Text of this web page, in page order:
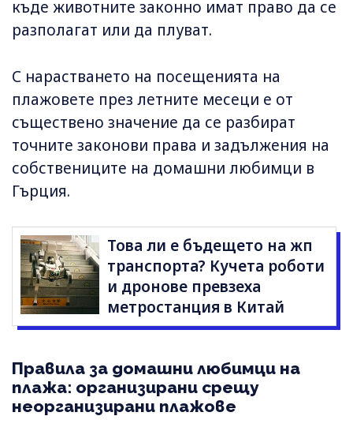
къде животните законно имат право да се
разполагат или да плуват.
С нарастването на посещенията на
плажовете през летните месеци е от
съществено значение да се разбират
точните законови права и задължения на
собствениците на домашни любимци в
Гърция.
Това ли е бъдещето на жп
транспорта? Кучета роботи
и дронове превзеха
метростанция в Китай
Правила за домашни любимци на
плажа: организирани срещу
неорганизирани плажове